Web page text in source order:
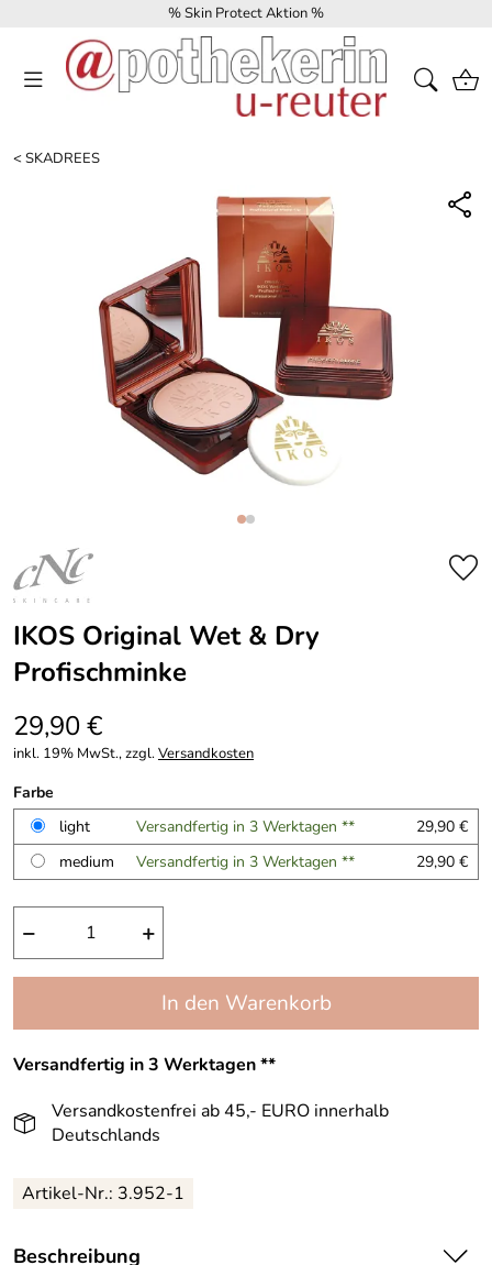
% Skin Protect Aktion %
<SKADREES
IKOS Original Wet & Dry
Profischminke
29,90 €
inkl. 19% MwSt., zzgl.Versandkosten
Farbe
light
Versandfertig in 3 Werktagen **
29,90 €
medium
Versandfertig in 3 Werktagen ** 29,90 €
− +
In den Warenkorb
Versandfertig in 3 Werktagen **
Versandkostenfrei ab 45,- EURO innerhalb
Deutschlands
Artikel-Nr.: 3.952-1
Beschreibung